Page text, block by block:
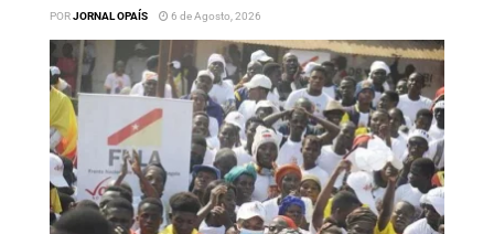
PORJORNAL OPAÍS 6 de Agosto, 2026